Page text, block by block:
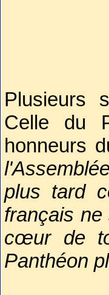
Plusieurs
Celle du
honneurs
plus tard
français
cœur de
Panthéon
La quasi-
18h au
cœur.
peine